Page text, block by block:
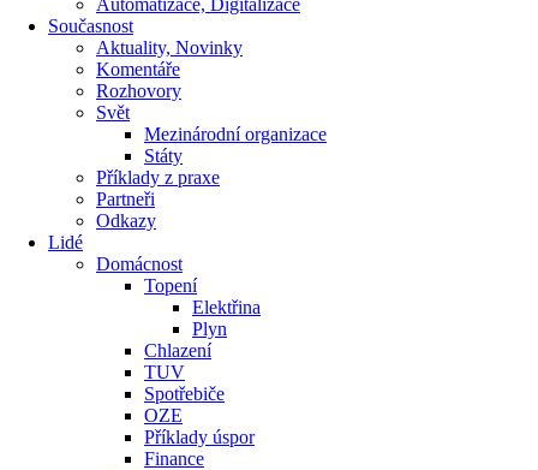
Současnost
Aktuality, Novinky
Komentáře
Rozhovory
Svět
Mezinárodní organizace
Státy
Příklady z praxe
Partneři
Odkazy
Lidé
Domácnost
Topení
Elektřina
Plyn
Chlazení
TUV
Spotřebiče
OZE
Příklady úspor
Finance